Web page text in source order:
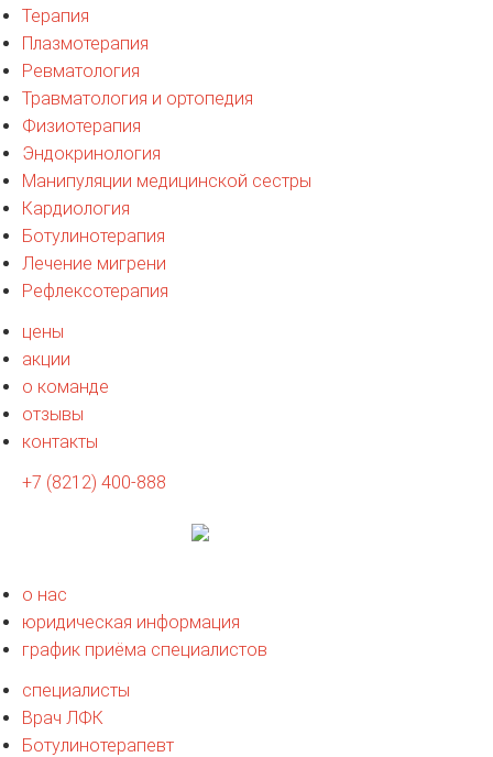
Терапия
Плазмотерапия
Ревматология
Травматология и ортопедия
Физиотерапия
Эндокринология
Манипуляции медицинской сестры
Кардиология
Ботулинотерапия
Лечение мигрени
Рефлексотерапия
цены
акции
о команде
отзывы
контакты
+7 (8212) 400-888
о нас
юридическая информация
график приёма специалистов
специалисты
Врач ЛФК
Ботулинотерапевт